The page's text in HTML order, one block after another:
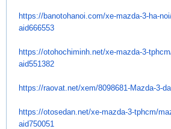
https://banotohanoi.com/xe-mazda-3-ha-
aid666553
https://otohochiminh.net/xe-mazda-3-
aid551382
https://raovat.net/xem/8098681-Mazda-3-
https://otosedan.net/xe-mazda-3-tphcm/
aid750051